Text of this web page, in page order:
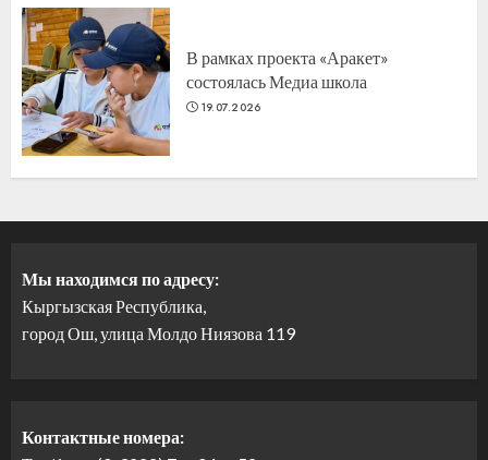
В рамках проекта «Аракет»
состоялась Медиа школа
19.07.2026
Мы находимся по адресу:
Кыргызская Республика,
город Ош, улица Молдо Ниязова 119
Контактные номера: